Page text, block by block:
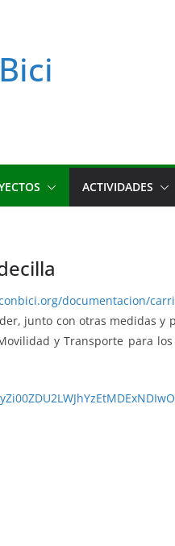
ACTIVIDADES
documentacion/
junto con otras medidas y
y Transporte para